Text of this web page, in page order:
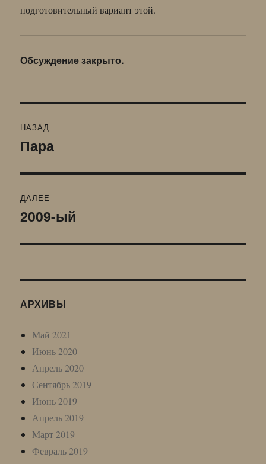
подготовительный вариант этой.
Обсуждение закрыто.
по
НАЗАД
Предыдущая
Пара
ДАЛЕЕ
Следующая
2009-ый
АРХИВЫ
Май 2021
Июнь 2020
Апрель 2020
Сентябрь 2019
Июнь 2019
Апрель 2019
Март 2019
Февраль 2019